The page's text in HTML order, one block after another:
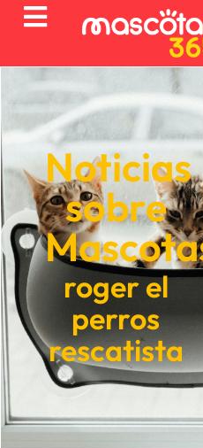
Noticias
sobre
roger el
perros
rescatista